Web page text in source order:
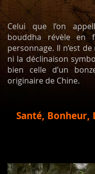
Celui que l’on
bouddha révèle en
personnage. Il n’est
ni la déclinaison
bien celle d’un
originaire de Chine.
Santé,